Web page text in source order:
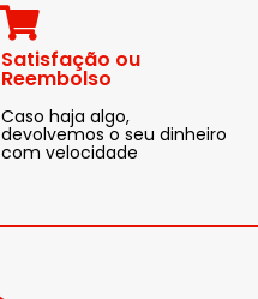
Satisfação ou
Reembolso
Caso haja algo,
devolvemos o seu dinheiro
com velocidade